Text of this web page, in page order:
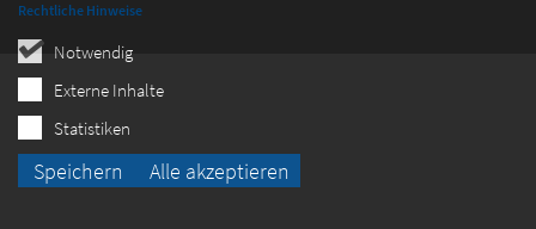
Notwendig
Externe Inhalte
Statistiken
Speichern Alle akzeptieren
Rechtliche Hinweise